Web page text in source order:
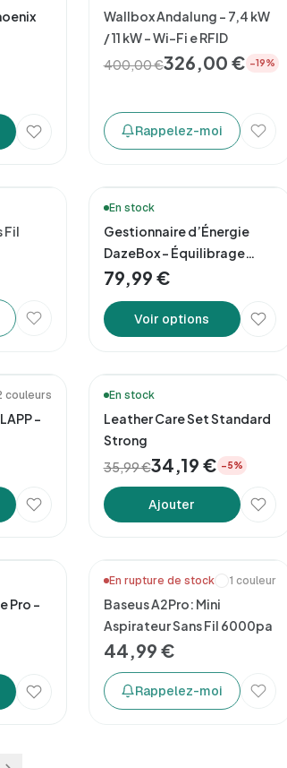
Wallbox Andalung – 7,4 kW
/ 11 kW – Wi-Fi e RFID
400,00 €326,00 € −19%
Rappelez-moi
Fil
En stock
Gestionnaire d’Énergie
DazeBox – Équilibrage
Dynamique de Charge
79,99 €
Voir options
couleurs
–
En stock
Leather Care Set Standard
Strong
35,99 €34,19 € −5%
Ajouter
Pro –
En rupture de stock 1 couleur
Baseus A2Pro: Mini
Aspirateur Sans Fil 6000pa
44,99 €
Rappelez-moi